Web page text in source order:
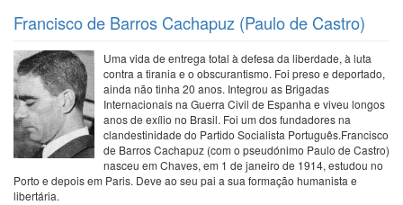
Francisco de Barros Cachapuz (Paulo de Castro)
Uma vida de entrega total à defesa da liberdade, à luta
contra a tirania e o obscurantismo. Foi preso e deportado,
ainda não tinha 20 anos. Integrou as Brigadas
Internacionais na Guerra Civil de Espanha e viveu longos
anos de exílio no Brasil. Foi um dos fundadores na
clandestinidade do Partido Socialista Português.Francisco
de Barros Cachapuz (com o pseudónimo Paulo de Castro)
nasceu em Chaves, em 1 de janeiro de 1914, estudou no
Porto e depois em Paris. Deve ao seu pai a sua formação humanista e
libertária.